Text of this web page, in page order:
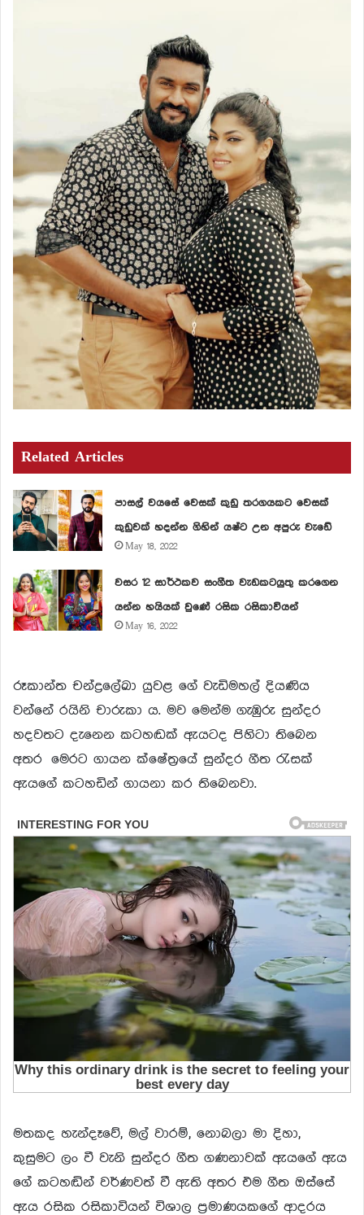
Related Articles
පාසල් වයසේ වෙසක් කුඩු තරගයකට වෙසක්
කුඩුවක් හදන්න ගිහින් යෂ්ට උන අපුරු වැඩේ
May 18, 2022
වසර 12 සාර්ථකව සංගීත වැඩකටයුතු කරගෙන
යන්න හයියක් වුණේ රසික රසිකාවියන්
May 16, 2022
රූකාන්ත චන්ද්‍රලේඛා යුවළ ගේ වැඩිමහල් දියණිය
වන්නේ රයිනි චාරුකා ය. මව මෙන්ම ගැඹුරු සුන්දර
හදවතට දැනෙන කටහඬක් ඇයටද පිහිටා තිබෙන
අතර මෙරට ගායන ක්ෂේත්‍රයේ සුන්දර ගීත රැසක්
ඇයගේ කටහඩින් ගායනා කර තිබෙනවා.
මතකද හැන්දෑවේ, මල් වාරම්, නොබලා මා දිහා,
කුසුමට ලං වී වැනි සුන්දර ගීත ගණනාවක් ඇයගේ ඇය
ගේ කටහඬින් වර්ණවත් වී ඇති අතර එම ගීත ඔස්සේ
ඇය රසික රසිකාවියන් විශාල ප්‍රමාණයකගේ ආදරය